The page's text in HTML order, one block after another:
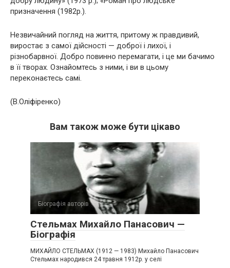
призначення (1982р.).
Незвичайний погляд на життя, притому ж правдивий,
виростає з самої дійсності — доброї і лихої, і
різнобарвної. Добро повинно перемагати, і це ми бачимо
в її творах. Ознайомтесь з ними, і ви в цьому
переконаєтесь самі.
(В.Оліфіренко)
Вам також може бути цікаво
Біографія авторів
Стельмах Михайло Панасович —
Біографія
МИХАЙЛО СТЕЛЬМАХ (1912 — 1983) Михайло Панасович
Стельмах народився 24 травня 1912р. у селі